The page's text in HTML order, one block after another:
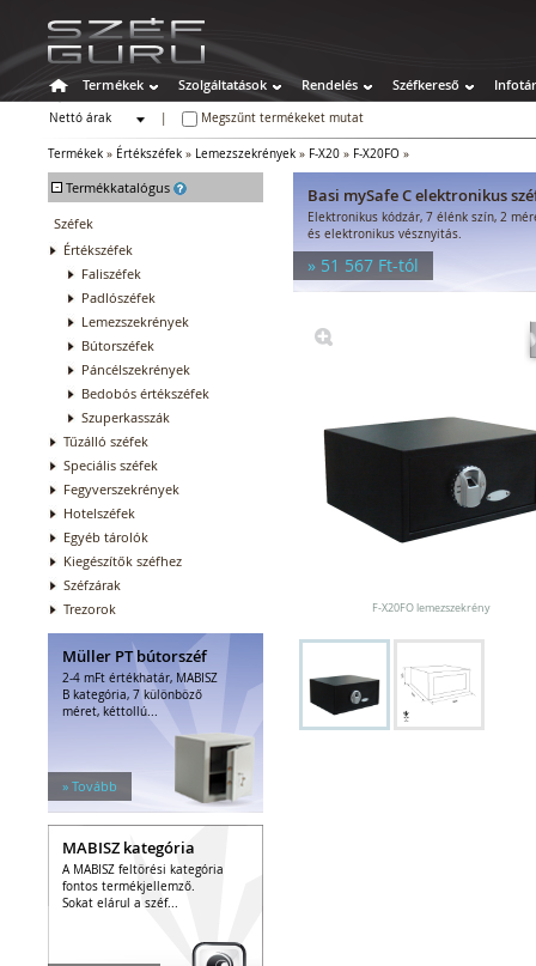
Termékek Szolgáltatások Rendelés Széfkereső Infotár
Nettó árak
Megszűnt termékeket mutat
Termékek » Értékszéfek » Lemezszekrények » F-X20 » F-X20FO »
- Termékkatalógus
Széfek
Értékszéfek
Faliszéfek
Padlószéfek
Lemezszekrények
Bútorszéfek
Páncélszekrények
Bedobós értékszéfek
Szuperkasszák
Tűzálló széfek
Speciális széfek
Fegyverszekrények
Hotelszéfek
Egyéb tárolók
Kiegészítők széfhez
Széfzárak
Trezorok
Müller PT bútorszéf
2-4 mFt értékhatár, MABISZ
B kategória, 7 különböző
méret, kéttollú...
» Tovább
MABISZ kategória
A MABISZ feltörési kategória
fontos termékjellemző.
Sokat elárul a széf...
Basi mySafe C elektronikus
Elektronikus kódzár, 7 élénk szín, 2
és elektronikus vésznyitás.
» 51 567 Ft-tól
F-X20FO lemezszekrény